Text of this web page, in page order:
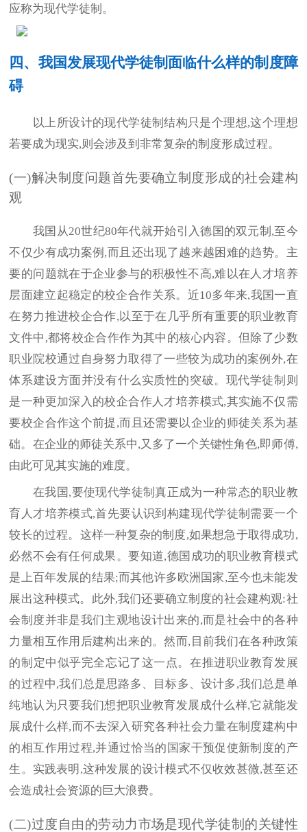
应称为现代学徒制。
四、我国发展现代学徒制面临什么样的制度障
碍
以上所设计的现代学徒制结构只是个理想,这个理想
若要成为现实,则会涉及到非常复杂的制度形成过程。
(一)解决制度问题首先要确立制度形成的社会建构
观
我国从20世纪80年代就开始引入德国的双元制,至今
不仅少有成功案例,而且还出现了越来越困难的趋势。主
要的问题就在于企业参与的积极性不高,难以在人才培养
层面建立起稳定的校企合作关系。近10多年来,我国一直
在努力推进校企合作,以至于在几乎所有重要的职业教育
文件中,都将校企合作作为其中的核心内容。但除了少数
职业院校通过自身努力取得了一些较为成功的案例外,在
体系建设方面并没有什么实质性的突破。现代学徒制则
是一种更加深入的校企合作人才培养模式,其实施不仅需
要校企合作这个前提,而且还需要以企业的师徒关系为基
础。在企业的师徒关系中,又多了一个关键性角色,即师傅,
由此可见其实施的难度。
在我国,要使现代学徒制真正成为一种常态的职业教
育人才培养模式,首先要认识到构建现代学徒制需要一个
较长的过程。这样一种复杂的制度,如果想急于取得成功,
必然不会有任何成果。要知道,德国成功的职业教育模式
是上百年发展的结果;而其他许多欧洲国家,至今也未能发
展出这种模式。此外,我们还要确立制度的社会建构观:社
会制度并非是我们主观地设计出来的,而是社会中的各种
力量相互作用后建构出来的。然而,目前我们在各种政策
的制定中似乎完全忘记了这一点。在推进职业教育发展
的过程中,我们总是思路多、目标多、设计多,我们总是单
纯地认为只要我们想把职业教育发展成什么样,它就能发
展成什么样,而不去深入研究各种社会力量在制度建构中
的相互作用过程,并通过恰当的国家干预促使新制度的产
生。实践表明,这种发展的设计模式不仅收效甚微,甚至还
会造成社会资源的巨大浪费。
(二)过度自由的劳动力市场是现代学徒制的关键性